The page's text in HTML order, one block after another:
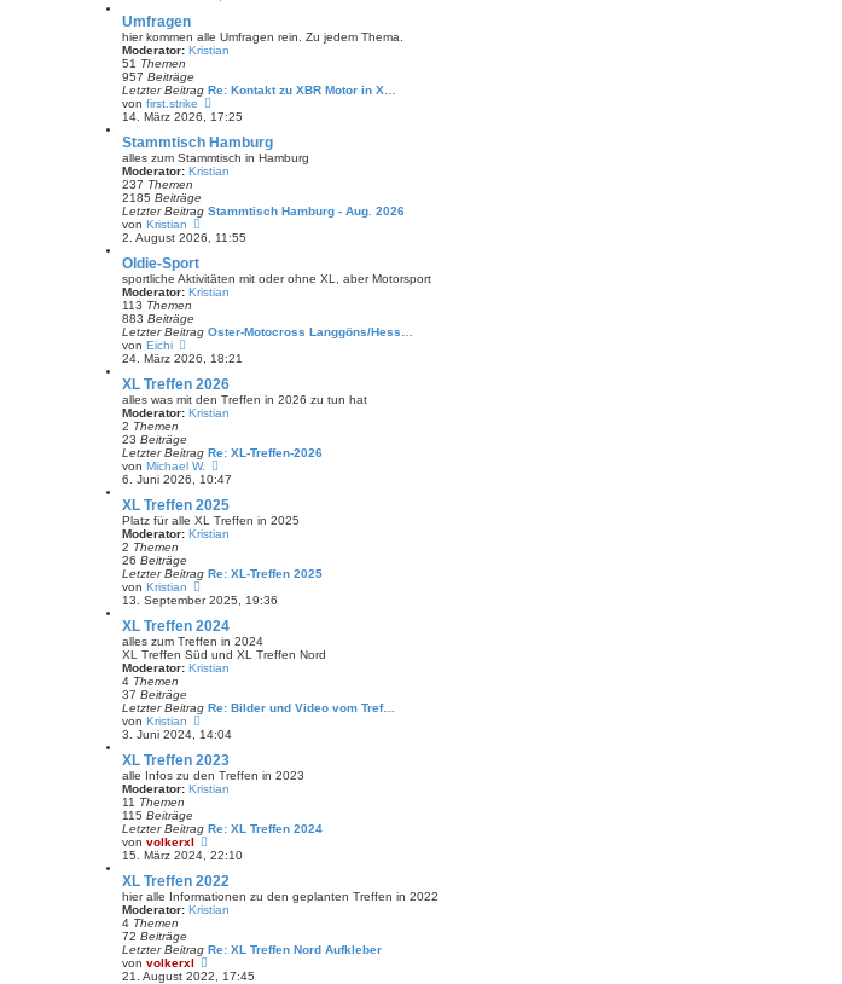
a
g
s
t
B
i
r
a
g
Umfragen
hier kommen alle Umfragen rein. Zu jedem Thema.
Moderator: Kristian
51 Themen
957 Beiträge
Letzter Beitrag Re: Kontakt zu XBR Motor in X…
von first.strike
e
e
s
t
B
i
a
g
14. März 2026, 17:25
Stammtisch Hamburg
alles zum Stammtisch in Hamburg
Moderator: Kristian
237 Themen
2185 Beiträge
Letzter Beitrag Stammtisch Hamburg - Aug. 2026
von Kristian
e
s
t
B
r
a
g
2. August 2026, 11:55
Oldie-Sport
sportliche Aktivitäten mit oder ohne XL, aber Motorsport
Moderator: Kristian
113 Themen
883 Beiträge
Letzter Beitrag Oster-Motocross Langgöns/Hess…
von Eichi
e
e
s
t
B
e
i
r
a
g
24. März 2026, 18:21
XL Treffen 2026
alles was mit den Treffen in 2026 zu tun hat
Moderator: Kristian
2 Themen
23 Beiträge
Letzter Beitrag Re: XL-Treffen-2026
von Michael W.
e
e
s
t
B
i
r
a
g
6. Juni 2026, 10:47
XL Treffen 2025
Platz für alle XL Treffen in 2025
Moderator: Kristian
2 Themen
26 Beiträge
Letzter Beitrag Re: XL-Treffen 2025
von Kristian
e
e
s
t
e
e
t
a
g
13. September 2025, 19:36
XL Treffen 2024
alles zum Treffen in 2024
XL Treffen Süd und XL Treffen Nord
Moderator: Kristian
4 Themen
37 Beiträge
Letzter Beitrag Re: Bilder und Video vom Tref…
von Kristian
e
e
s
t
B
e
r
a
g
3. Juni 2024, 14:04
XL Treffen 2023
alle Infos zu den Treffen in 2023
Moderator: Kristian
11 Themen
115 Beiträge
Letzter Beitrag Re: XL Treffen 2024
von volkerxl
e
e
s
t
B
i
15. März 2024, 22:10
XL Treffen 2022
hier alle Informationen zu den geplanten Treffen in 2022
Moderator: Kristian
4 Themen
72 Beiträge
Letzter Beitrag Re: XL Treffen Nord Aufkleber
von volkerxl
e
21. August 2022, 17:45